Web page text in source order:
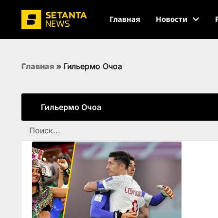
Главная Новости
Главная » Гильермо Очоа
Гильермо Очоа